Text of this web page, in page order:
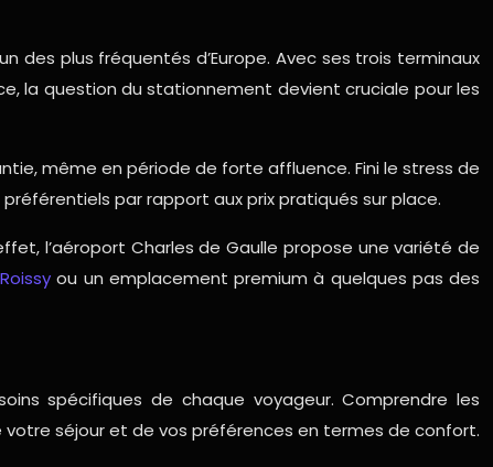
des plus fréquentés d’Europe. Avec ses trois terminaux
la question du stationnement devient cruciale pour les
même en période de forte affluence. Fini le stress de
par rapport aux prix pratiqués sur place.
l’aéroport Charles de Gaulle propose une variété de
ou un emplacement premium à quelques pas des
spécifiques de chaque voyageur. Comprendre les
séjour et de vos préférences en termes de confort.